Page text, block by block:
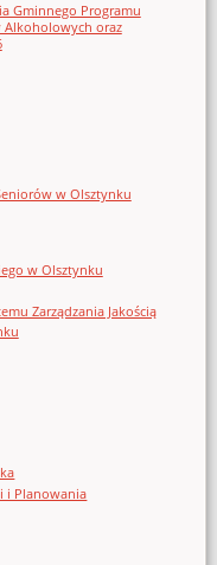
Gminnego Programu
Alkoholowych oraz
w Olsztynku
w Olsztynku
Zarządzania Jakością
i Planowania